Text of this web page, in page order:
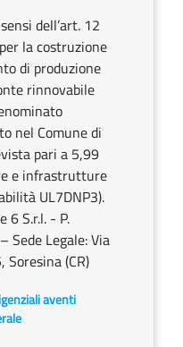
dell’art. 12
la costruzione
di produzione
rinnovabile
nel Comune di
pari a 5,99
e infrastrutture
UL7DNP3).
6 S.r.l. - P.
Sede Legale: Via
(CR)
aventi